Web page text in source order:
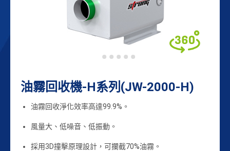
油霧回收機-H系列(JW-2000-H)
油霧回收淨化效率高達99.9%。
風量大、低噪音、低振動。
採用3D撞擊原理設計，可攔截70%油霧。